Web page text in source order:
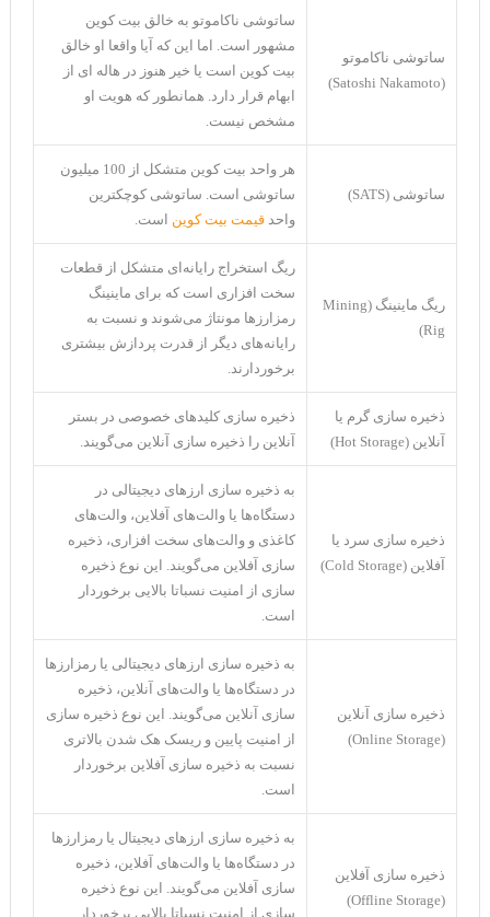
ساتوشی ناکاموتو
(Satoshi Nakamoto)
ساتوشی ناکاموتو به خالق بیت کوین
مشهور است. اما این که آیا واقعا او خالق
بیت کوین است یا خیر هنوز در هاله ای از
ابهام قرار دارد. همانطور که هویت او
مشخص نیست.
ساتوشی (SATS)
هر واحد بیت کوین متشکل از 100 میلیون
ساتوشی است. ساتوشی کوچکترین
واحد قیمت بیت کوین است.
ریگ ماینینگ (Mining
Rig)
ریگ استخراج رایانه‌ای متشکل از قطعات
سخت افزاری است که برای ماینینگ
رمزارز‌ها مونتاژ می‌شوند و نسبت به
رایانه‌های دیگر از قدرت پردازش بیشتری
برخوردارند.
ذخیره سازی گرم یا
آنلاین (Hot Storage)
ذخیره سازی کلید‌های خصوصی در بستر
آنلاین را ذخیره سازی آنلاین می‌گویند.
ذخیره سازی سرد یا
آفلاین (Cold Storage)
به ذخیره سازی ارزهای دیجیتالی در
دستگاه‌ها یا والت‌های آفلاین، والت‌های
کاغذی و والت‌های سخت افزاری، ذخیره
سازی آفلاین می‌گویند. این نوع ذخیره
سازی از امنیت نسباتا بالایی برخوردار
است.
ذخیره سازی آنلاین
(Online Storage)
به ذخیره سازی ارزهای دیجیتالی یا رمزارزها
در دستگاه‌ها یا والت‌های آنلاین، ذخیره
سازی آنلاین می‌گویند. این نوع ذخیره سازی
از امنیت پایین و ریسک هک شدن بالاتری
نسبت به ذخیره سازی آفلاین برخوردار
است.
ذخیره سازی آفلاین
(Offline Storage)
به ذخیره سازی ارزهای دیجیتال یا رمزارزها
در دستگاه‌ها یا والت‌های آفلاین، ذخیره
سازی آفلاین می‌گویند. این نوع ذخیره
سازی از امنیت نسباتا بالایی برخوردار